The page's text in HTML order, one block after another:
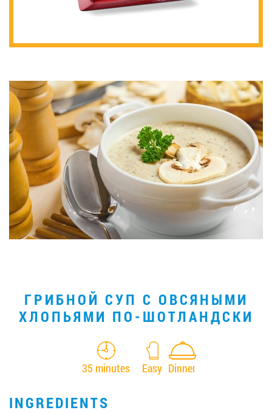
ГРИБНОЙ СУП С ОВСЯНЫМИ
ХЛОПЬЯМИ ПО-ШОТЛАНДСКИ
35 minutes Easy Dinner
INGREDIENTS